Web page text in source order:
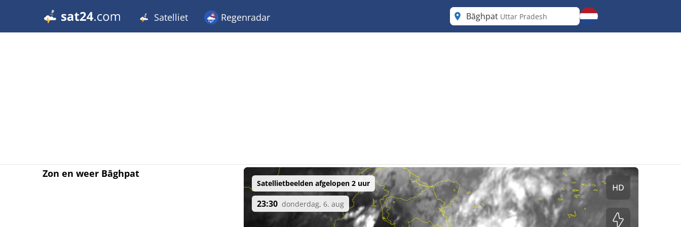
Satelliet Regenradar Bāghpat Uttar Pradesh
Zon en weer Bāghpat
Satellietbeelden afgelopen 2 uur
23:30 donderdag, 6. aug